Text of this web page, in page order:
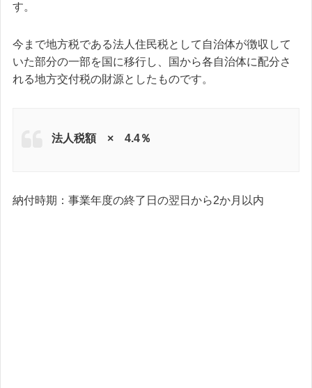
す。
今まで地方税である法人住民税として自治体が徴収して
いた部分の一部を国に移行し、国から各自治体に配分さ
れる地方交付税の財源としたものです。
法人税額 × 4.4％
納付時期：事業年度の終了日の翌日から2か月以内